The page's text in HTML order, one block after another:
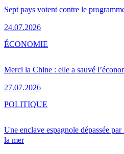
Sept pays votent contre le
24.07.2026
Merci la Chine : elle a sauvé
27.07.2026
ÉCONOMIE
Une enclave espagnole dépassée
la mer
POLITIQUE